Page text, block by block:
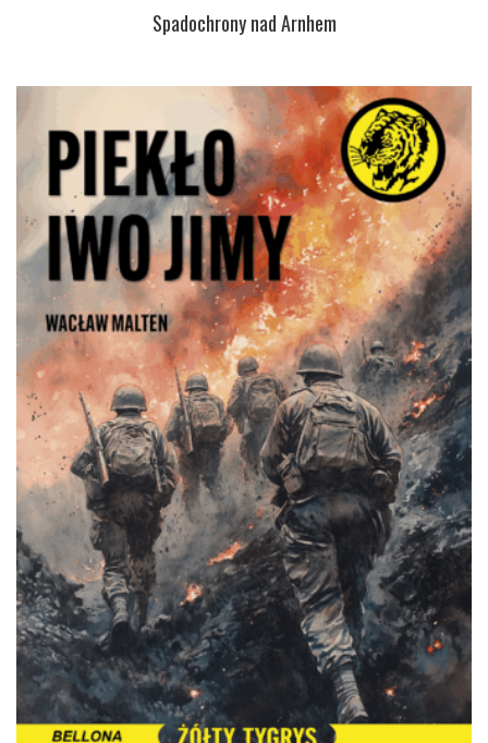
Spadochrony nad Arnhem